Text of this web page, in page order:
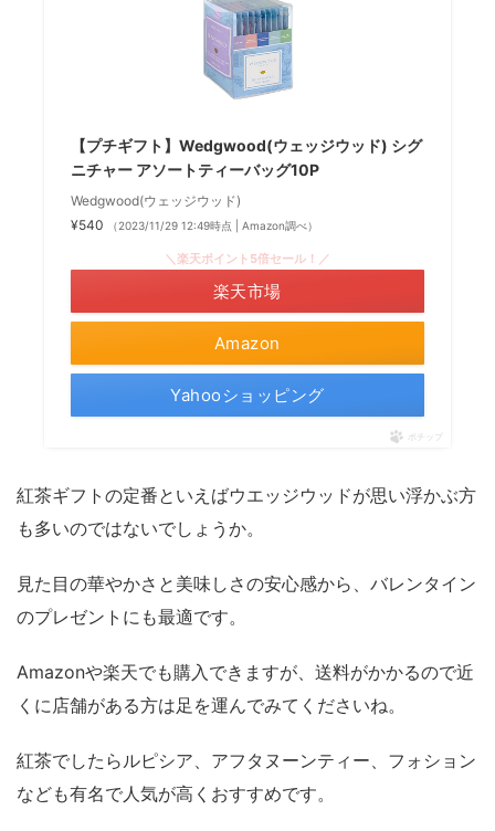
【プチギフト】Wedgwood(ウェッジウッド) シグ
ニチャー アソートティーバッグ10P
Wedgwood(ウェッジウッド)
¥540
（2023/11/29 12:49時点 | Amazon調べ）
Amazon
＼楽天ポイント5倍セール！／
楽天市場
Yahooショッピング
ポチップ
紅茶ギフトの定番といえばウエッジウッドが思い浮かぶ方
も多いのではないでしょうか。
見た目の華やかさと美味しさの安心感から、バレンタイン
のプレゼントにも最適です。
Amazonや楽天でも購入できますが、送料がかかるので近
くに店舗がある方は足を運んでみてくださいね。
紅茶でしたらルピシア、アフタヌーンティー、フォション
なども有名で人気が高くおすすめです。